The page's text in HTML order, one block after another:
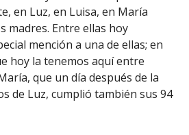
en Luz, en Luisa, en María
madres. Entre ellas hoy
mención a una de ellas; en
hoy la tenemos aquí entre
que un día después de la
de Luz, cumplió también sus 94